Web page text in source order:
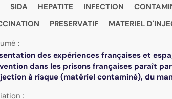
SIDA HEPATITE INFECTION
PRESERVATIF MATERIEL
:
des expériences françaises et
dans les prisons françaises paraît
à risque (matériel contaminé), du
: